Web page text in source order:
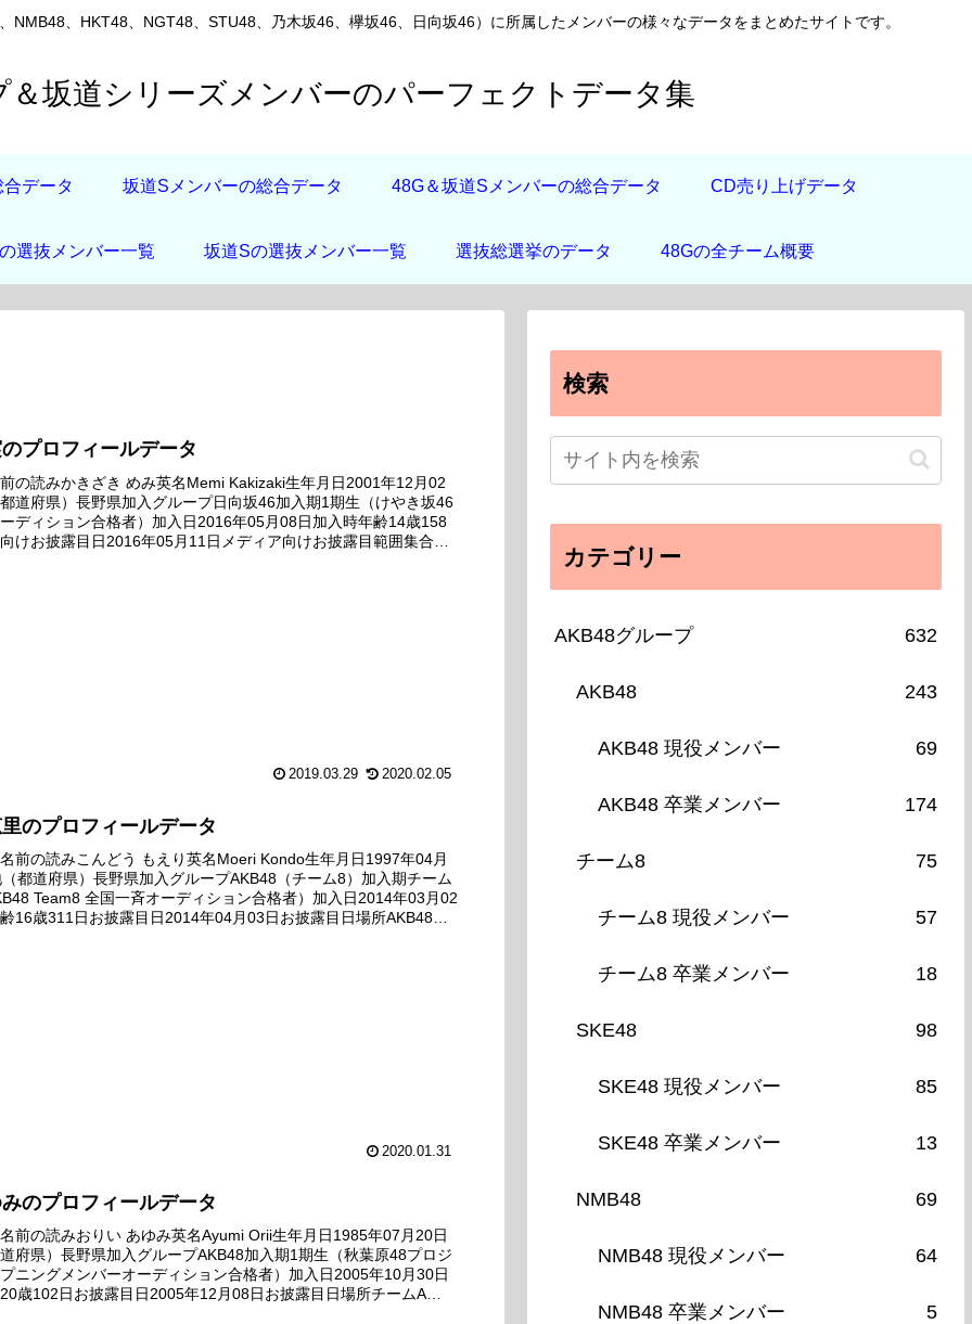
NMB48、HKT48、NGT48、STU48、乃木坂46、欅坂46、日向坂46）に所属したメンバーの様々なデータをまとめたサイトです。
＆坂道シリーズメンバーのパーフェクトデータ集
データ 坂道Sメンバーの総合データ 48G＆坂道Sメンバーの総合データ CD売り上げデータ
選抜メンバー一覧 坂道Sの選抜メンバー一覧 選抜総選挙のデータ 48Gの全チーム概要
プロフィールデータ
の読みかきざき めみ英名Memi Kakizaki生年月日2001年12月02
道府県）長野県加入グループ日向坂46加入期1期生（けやき坂46
ディション合格者）加入日2016年05月08日加入時年齢14歳158
けお披露目日2016年05月11日メディア向けお披露目範囲集合写
2019.03.29 2020.02.05
のプロフィールデータ
前の読みこんどう もえり英名Moeri Kondo生年月日1997年04月
都道府県）長野県加入グループAKB48（チーム8）加入期チーム
Team8 全国一斉オーディション合格者）加入日2014年03月02
16歳311日お披露目日2014年04月03日お披露目日場所AKB48
2020.01.31
のプロフィールデータ
前の読みおりい あゆみ英名Ayumi Orii生年月日1985年07月20日
府県）長野県加入グループAKB48加入期1期生（秋葉原48プロジ
ニングメンバーオーディション合格者）加入日2005年10月30日
歳102日お披露目日2005年12月08日お披露目日場所チームA
検索
カテゴリー
AKB48グループ 632
AKB48 243
AKB48 現役メンバー 69
AKB48 卒業メンバー 174
チーム8 75
チーム8 現役メンバー 57
チーム8 卒業メンバー 18
SKE48 98
SKE48 現役メンバー 85
SKE48 卒業メンバー 13
NMB48 69
NMB48 現役メンバー 64
NMB48 卒業メンバー 5